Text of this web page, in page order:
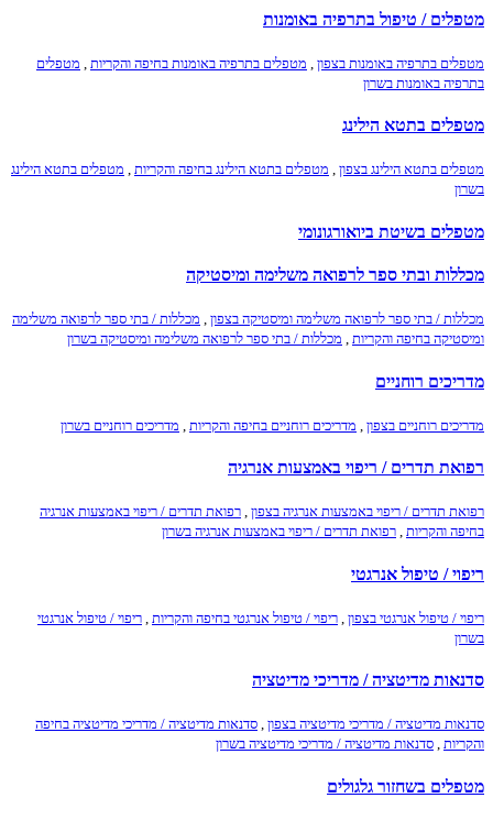
מטפלים / טיפול בתרפיה באומנות
מטפלים בתרפיה באומנות בצפון מטפלים בתרפיה באומנות בחיפה והקריות
מטפלים
בתרפיה באומנות בשרון
מטפלים בתטא הילינג
מטפלים בתטא הילינג בצפון , מטפלים בתטא הילינג בחיפה והקריות , מטפלים בתטא הילינג
בשרון
מטפלים בשיטת ביואורגונומי
מכללות ובתי ספר לרפואה משלימה ומיסטיקה
מכללות / בתי ספר לרפואה משלימה ומיסטיקה בצפון , מכללות / בתי ספר לרפואה משלימה
ומיסטיקה בחיפה והקריות , מכללות / בתי ספר לרפואה משלימה ומיסטיקה בשרון
מדריכים רוחניים
מדריכים רוחניים בצפון מדריכים רוחניים בחיפה והקריות מדריכים רוחניים בשרון
רפואת תדרים / ריפוי באמצעות אנרגיה
רפואת תדרים / ריפוי באמצעות אנרגיה בצפון , רפואת תדרים / ריפוי באמצעות אנרגיה
בחיפה והקריות , רפואת תדרים / ריפוי באמצעות אנרגיה בשרון
ריפוי / טיפול אנרגטי
ריפוי / טיפול אנרגטי בצפון ריפוי / טיפול אנרגטי בחיפה והקריות
ריפוי / טיפול אנרגטי
בשרון
סדנאות מדיטציה / מדריכי מדיטציה
סדנאות מדיטציה / מדריכי מדיטציה בצפון , סדנאות מדיטציה / מדריכי מדיטציה בחיפה
והקריות , סדנאות מדיטציה / מדריכי מדיטציה בשרון
מטפלים בשחזור גלגולים